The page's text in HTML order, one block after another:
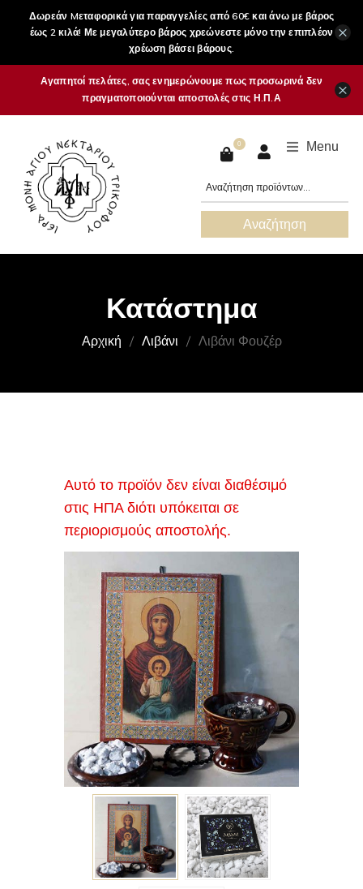
Δωρεάν Mεταφορικά για παραγγελίες από 60€ και άνω με βάρος
έως 2 κιλά! Με μεγαλύτερο βάρος χρεώνεστε μόνο την επιπλέον
χρέωση βάσει βάρους.
×
Αγαπητοί πελάτες, σας ενημερώνουμε πως προσωρινά δεν
πραγματοποιούνται αποστολές στις Η.Π.Α
×
0 Menu
Αναζήτηση
Κατάστημα
Αρχική Λιβάνι Λιβάνι Φουζέρ
Αυτό το προϊόν δεν είναι διαθέσιμό
στις ΗΠΑ διότι υπόκειται σε
περιορισμούς αποστολής.